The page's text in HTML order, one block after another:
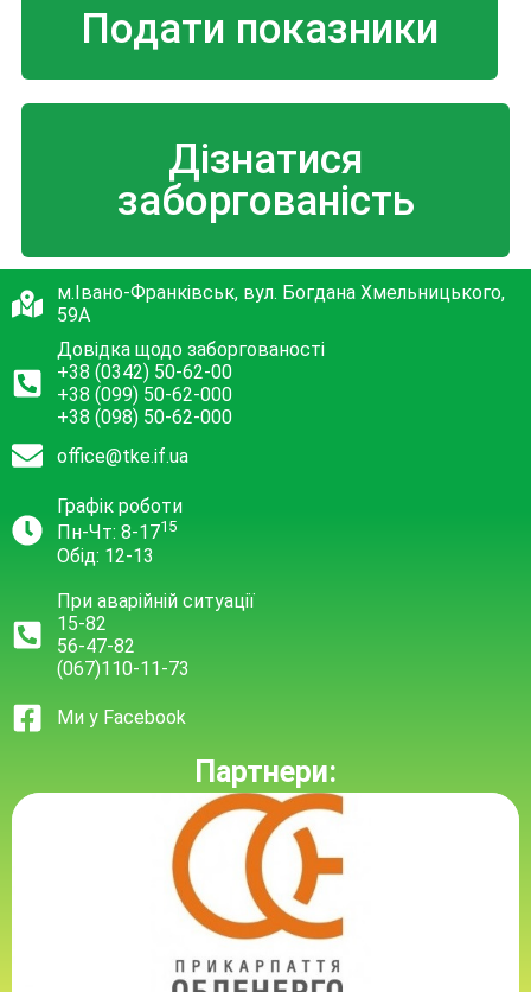
Подати показники
Дізнатися
заборгованість
м.Івано-Франківськ, вул. Богдана Хмельницького,
59А
Довідка щодо заборгованості
+38 (0342) 50-62-00
+38 (099) 50-62-000
+38 (098) 50-62-000
office@tke.if.ua
Графік роботи
Пн-Чт: 8-1715
Обід: 12-13
При аварійній ситуації
15-82
56-47-82
(067)110-11-73
Ми у Facebook
Партнери: